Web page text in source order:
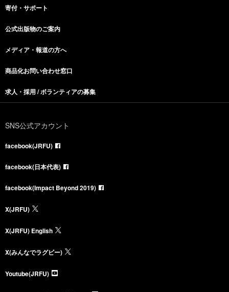
寄付・サポート
公式出版物のご案内
メディア・報道の方へ
商品化お問い合わせ窓口
求人・採用 / ボランティアの募集
SNS公式アカウント
facebook(JRFU)
facebook(日本代表)
facebook(Impact Beyond 2019)
X(JRFU)
X(JRFU) English
X(みんなでラグビー)
Youtube(JRFU)